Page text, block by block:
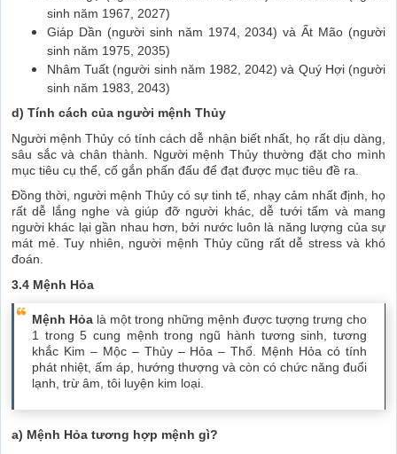
sinh năm 1967, 2027)
Giáp Dần (người sinh năm 1974, 2034) và Ất Mão (người
sinh năm 1975, 2035)
Nhâm Tuất (người sinh năm 1982, 2042) và Quý Hợi (người
sinh năm 1983, 2043)
d) Tính cách của người mệnh Thủy
Người mệnh Thủy có tính cách dễ nhận biết nhất, họ rất dịu dàng,
sâu sắc và chân thành. Người mệnh Thủy thường đặt cho mình
mục tiêu cụ thể, cố gắn phấn đấu để đạt được mục tiêu đề ra.
Đồng thời, người mệnh Thủy có sự tinh tế, nhạy cảm nhất định, họ
rất dễ lắng nghe và giúp đỡ người khác, dễ tưới tẩm và mang
người khác lại gần nhau hơn, bởi nước luôn là năng lượng của sự
mát mẻ. Tuy nhiên, người mệnh Thủy cũng rất dễ stress và khó
đoán.
3.4 Mệnh Hỏa
Mệnh Hỏa là một trong những mệnh được tượng trưng cho
1 trong 5 cung mệnh trong ngũ hành tương sinh, tương
khắc Kim – Mộc – Thủy – Hỏa – Thổ. Mệnh Hỏa có tính
phát nhiệt, ấm áp, hướng thượng và còn có chức năng đuổi
lạnh, trừ âm, tôi luyện kim loại.
a) Mệnh Hỏa tương hợp mệnh gì?